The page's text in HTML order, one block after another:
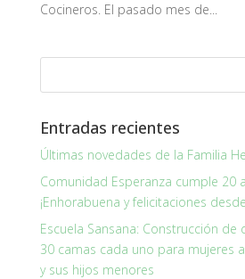
Cocineros. El pasado mes de...
Entradas recientes
Últimas novedades de la Familia
Comunidad Esperanza cumple 20
¡Enhorabuena y felicitaciones
Escuela Sansana: Construcción
30 camas cada uno para mujeres
y sus hijos menores